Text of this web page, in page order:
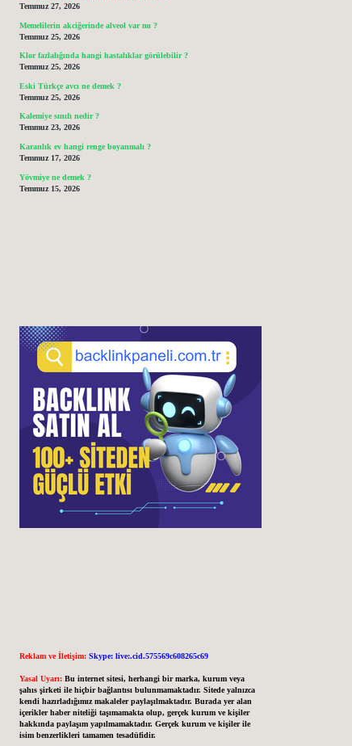
Temmuz 27, 2026
Memelilerin akciğerinde alveol var mı ?
Temmuz 25, 2026
Klor fazlalığında hangi hastalıklar görülebilir ?
Temmuz 25, 2026
Eski Türkçe avcı ne demek ?
Temmuz 25, 2026
Kalemiye sınıfı nedir ?
Temmuz 23, 2026
Karanlık ev hangi renge boyanmalı ?
Temmuz 17, 2026
Yövmiye ne demek ?
Temmuz 15, 2026
Reklam ve İletişim: Skype: live:.cid.575569c608265c69
Yasal Uyarı: Bu internet sitesi, herhangi bir marka, kurum veya
şahıs şirketi ile hiçbir bağlantısı bulunmamaktadır. Sitede yalnızca
kendi hazırladığımız makaleler paylaşılmaktadır. Burada yer alan
içerikler haber niteliği taşımamakta olup, gerçek kurum ve kişiler
hakkında paylaşım yapılmamaktadır. Gerçek kurum ve kişiler ile
isim benzerlikleri tamamen tesadüfidir.